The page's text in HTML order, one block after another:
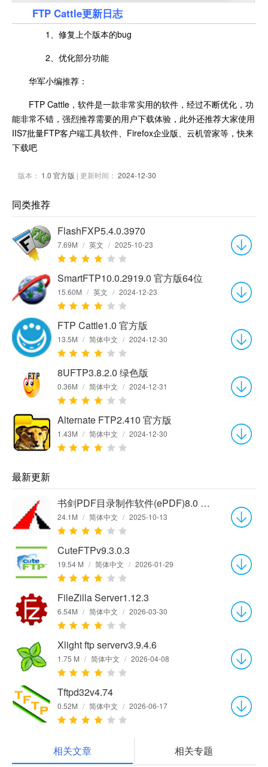
FTP Cattle更新日志
1、修复上个版本的bug
2、优化部分功能
华军小编推荐：
FTP Cattle，软件是一款非常实用的软件，经过不断优化，功
能非常不错，强烈推荐需要的用户下载体验，此外还推荐大家使用
IIS7批量FTP客户端工具软件、Firefox企业版、云机管家等，快来
下载吧
版本： 1.0 官方版 | 更新时间： 2024-12-30
同类推荐
FlashFXP5.4.0.3970
7.69M / 英文 / 2025-10-23
SmartFTP10.0.2919.0 官方版64位
15.60M / 英文 / 2024-12-23
FTP Cattle1.0 官方版
13.5M / 简体中文 / 2024-12-30
8UFTP3.8.2.0 绿色版
0.36M / 简体中文 / 2024-12-31
Alternate FTP2.410 官方版
1.43M / 简体中文 / 2024-12-30
最新更新
书剑PDF目录制作软件(ePDF)8.0 官方版
24.1M / 简体中文 / 2025-10-13
CuteFTPv9.3.0.3
19.54 M / 简体中文 / 2026-01-29
FileZilla Server1.12.3
6.54M / 简体中文 / 2026-03-30
Xlight ftp serverv3.9.4.6
1.75 M / 简体中文 / 2026-04-08
Tftpd32v4.74
0.52M / 简体中文 / 2026-06-17
相关文章 相关专题